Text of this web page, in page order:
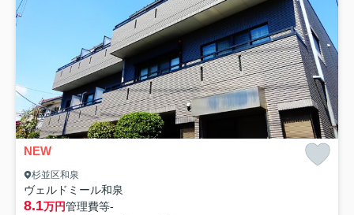
NEW
杉並区和泉
ヴェルドミール和泉
8.1万円管理費等-